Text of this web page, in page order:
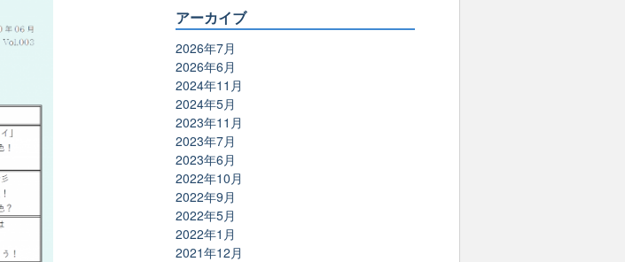
アーカイブ
2026年7月
2026年6月
2024年11月
2024年5月
2023年11月
2023年7月
2023年6月
2022年10月
2022年9月
2022年5月
2022年1月
2021年12月